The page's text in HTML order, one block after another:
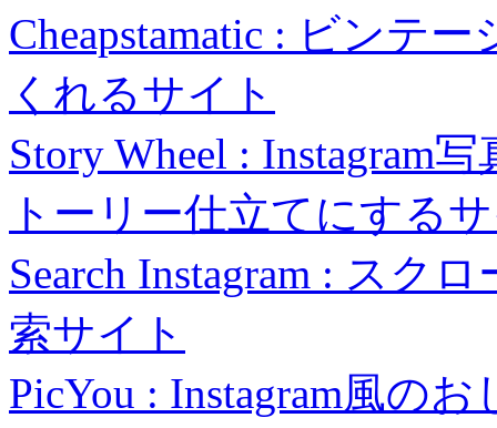
Cheapstamatic : ビンテ
くれるサイト
Story Wheel : Instagram
トーリー仕立てにする
Search Instagram : スク
索サイト
PicYou : Instagram風の